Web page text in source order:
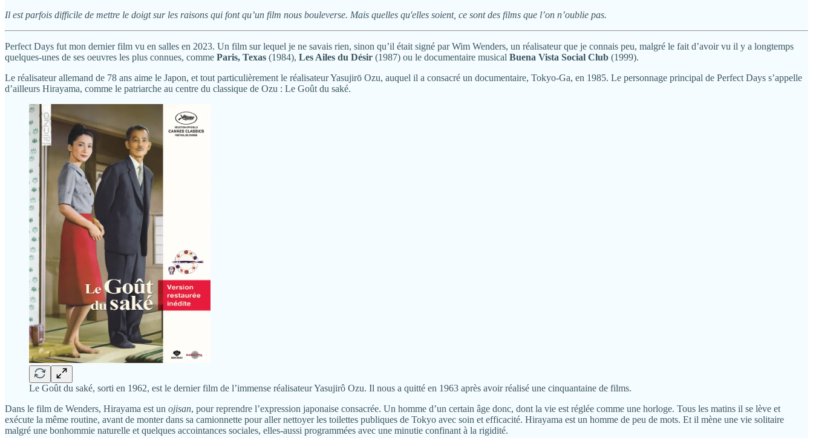
Il est parfois difficile de mettre le doigt sur les raisons qui font qu’un film nous bouleverse. Mais quelles qu'elles soient, ce sont des films que l’on n’oublie pas.
Perfect Days fut mon dernier film vu en salles en 2023. Un film sur lequel je ne savais rien, sinon qu’il était signé par Wim Wenders, un réalisateur que je connais peu, malgré le fait d’avoir vu il y a longtemps
quelques-unes de ses oeuvres les plus connues, comme Paris, Texas (1984), Les Ailes du Désir (1987) ou le documentaire musical Buena Vista Social Club (1999).
Le réalisateur allemand de 78 ans aime le Japon, et tout particulièrement le réalisateur Yasujirō Ozu, auquel il a consacré un documentaire, Tokyo-Ga, en 1985. Le personnage principal de Perfect Days s’appelle
d’ailleurs Hirayama, comme le patriarche au centre du classique de Ozu : Le Goût du saké.
Le Goût du saké, sorti en 1962, est le dernier film de l’immense réalisateur Yasujirô Ozu. Il nous a quitté en 1963 après avoir réalisé une cinquantaine de films.
Dans le film de Wenders, Hirayama est un ojisan, pour reprendre l’expression japonaise consacrée. Un homme d’un certain âge donc, dont la vie est réglée comme une horloge. Tous les matins il se lève et
exécute la même routine, avant de monter dans sa camionnette pour aller nettoyer les toilettes publiques de Tokyo avec soin et efficacité. Hirayama est un homme de peu de mots. Et il mène une vie solitaire
malgré une bonhommie naturelle et quelques accointances sociales, elles-aussi programmées avec une minutie confinant à la rigidité.